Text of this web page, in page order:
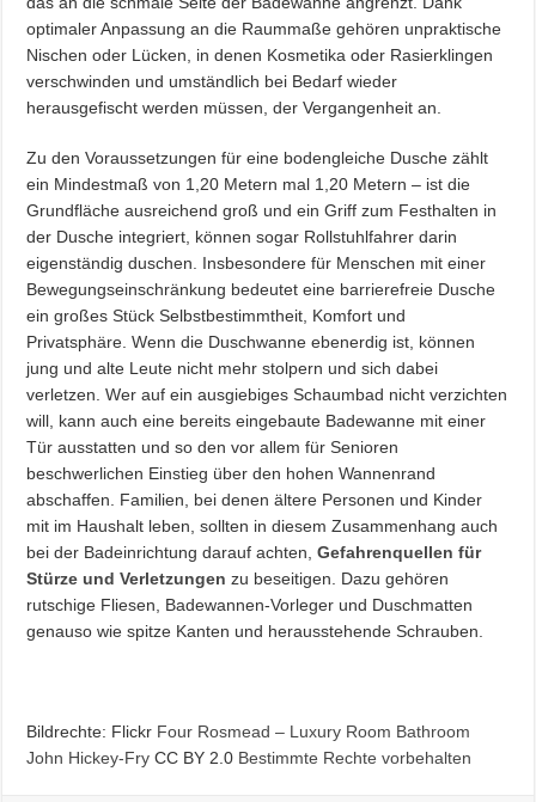
optimaler Anpassung an die Raummaße gehören unpraktische
Nischen oder Lücken, in denen Kosmetika oder Rasierklingen
verschwinden und umständlich bei Bedarf wieder
herausgefischt werden müssen, der Vergangenheit an.
Zu den Voraussetzungen für eine bodengleiche Dusche zählt
ein Mindestmaß von 1,20 Metern mal 1,20 Metern – ist die
Grundfläche ausreichend groß und ein Griff zum Festhalten in
der Dusche integriert, können sogar Rollstuhlfahrer darin
eigenständig duschen. Insbesondere für Menschen mit einer
Bewegungseinschränkung bedeutet eine barrierefreie Dusche
ein großes Stück Selbstbestimmtheit, Komfort und
Privatsphäre. Wenn die Duschwanne ebenerdig ist, können
jung und alte Leute nicht mehr stolpern und sich dabei
verletzen. Wer auf ein ausgiebiges Schaumbad nicht verzichten
will, kann auch eine bereits eingebaute Badewanne mit einer
Tür ausstatten und so den vor allem für Senioren
beschwerlichen Einstieg über den hohen Wannenrand
abschaffen. Familien, bei denen ältere Personen und Kinder
mit im Haushalt leben, sollten in diesem Zusammenhang auch
bei der Badeinrichtung darauf achten,Gefahrenquellen für
Stürze und Verletzungen zu beseitigen. Dazu gehören
rutschige Fliesen, Badewannen-Vorleger und Duschmatten
genauso wie spitze Kanten und herausstehende Schrauben.
Bildrechte: Flickr Four Rosmead – Luxury Room Bathroom
John Hickey-Fry CC BY 2.0 Bestimmte Rechte vorbehalten